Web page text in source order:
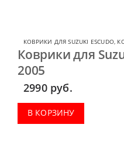
КОВРИКИ ДЛЯ SUZUKI ESCUDO,
Коврики для
2005
2990 руб.
В КОРЗИНУ